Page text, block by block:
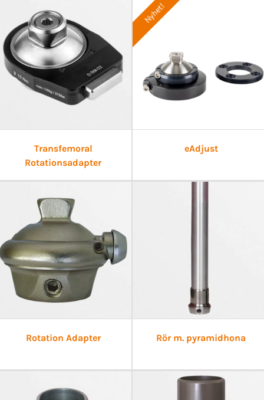
Transfemoral
Rotationsadapter
Nyhet!
eAdjust
Rotation Adapter Rör m. pyramidhona